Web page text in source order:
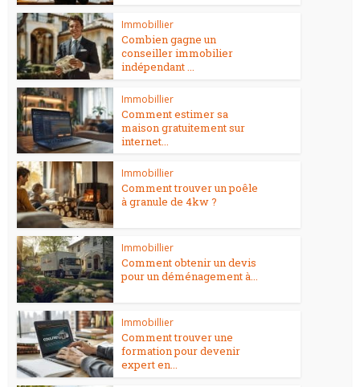
Immobillier
Combien gagne un
conseiller immobilier
indépendant ...
Immobillier
Comment estimer sa
maison gratuitement sur
internet...
Immobillier
Comment trouver un poêle
à granule de 4kw ?
Immobillier
Comment obtenir un devis
pour un déménagement à...
Immobillier
Comment trouver une
formation pour devenir
expert en...